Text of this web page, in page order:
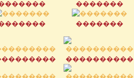
�������
�������
����������